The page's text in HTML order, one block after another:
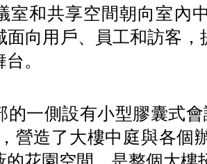
室和共享空間朝向室內
面向用戶、員工和訪客
。
的一側設有小型膠囊式
，營造了大樓中庭與各